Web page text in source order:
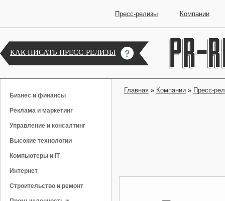
Пресс-релизы Компании
КАК ПИСАТЬ ПРЕСС-РЕЛИЗЫ
Бизнес и финансы
Реклама и маркетинг
Управление и консалтинг
Высокие технологии
Компьютеры и IT
Интернет
Строительство и ремонт
Главная » Компании » Пресс-